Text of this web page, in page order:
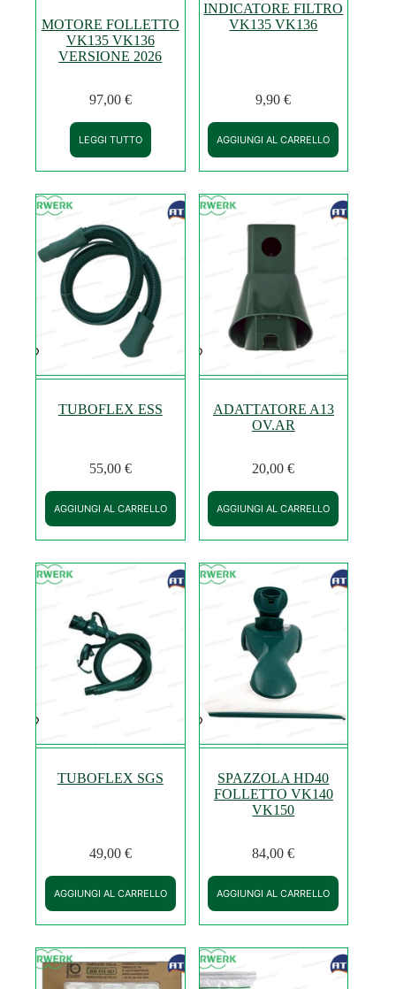
MOTORE FOLLETTO
VK135 VK136
VERSIONE 2026
97,00 €
LEGGI TUTTO
INDICATORE FILTRO
VK135 VK136
9,90€
AGGIUNGI AL CARRELLO
TUBOFLEX ESS
55,00 €
AGGIUNGI AL CARRELLO
ADATTATORE A13
OV.AR
20,00€
AGGIUNGI AL CARRELLO
TUBOFLEX SGS
49,00 €
AGGIUNGI AL CARRELLO
SPAZZOLA HD40
FOLLETTO VK140
VK150
84,00€
AGGIUNGI AL CARRELLO